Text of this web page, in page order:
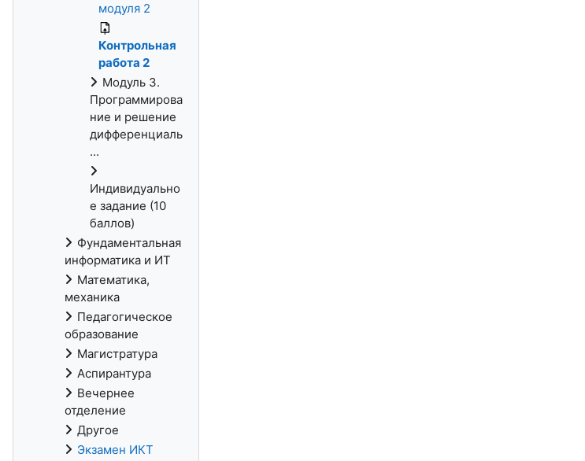
модуля 2
Контрольная
работа 2
Модуль 3.
Программирова
ние и решение
дифференциаль
...
Индивидуально
е задание (10
баллов)
Фундаментальная
информатика и ИТ
Математика,
механика
Педагогическое
образование
Магистратура
Аспирантура
Вечернее
отделение
Другое
Экзамен ИКТ